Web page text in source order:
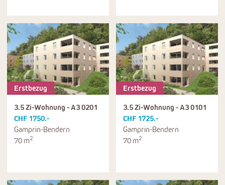
Erstbezug
3.5 Zi-Wohnung - A3 0201
CHF 1750.-
Gamprin-Bendern
70 m2
Erstbezug
3.5 Zi-Wohnung - A3 0101
CHF 1725.-
Gamprin-Bendern
70 m2